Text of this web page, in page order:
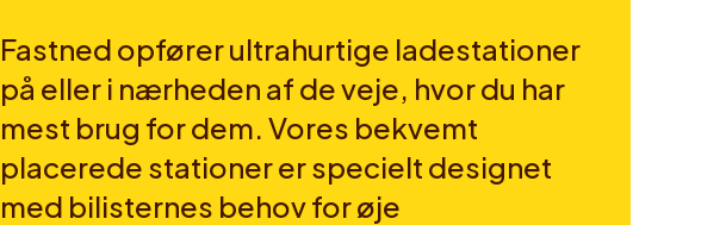
Fastned opfører ultrahurtige ladestationer
på eller i nærheden af de veje, hvor du har
mest brug for dem. Vores bekvemt
placerede stationer er specielt designet
med bilisternes behov for øje